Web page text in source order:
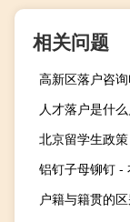
相关问题
高新区落户咨
人才落户是什
北京留学生政
铝钉子母铆钉 -
户籍与籍贯的